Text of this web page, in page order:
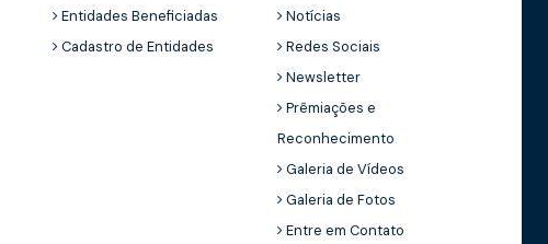
Entidades Beneficiadas
Cadastro de Entidades
Notícias
Redes Sociais
Newsletter
Prêmiações e
Reconhecimento
Galeria de Vídeos
Galeria de Fotos
Entre em Contato